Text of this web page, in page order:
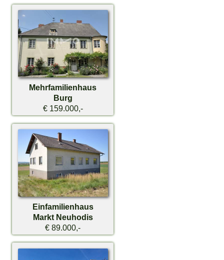
Mehrfamilienhaus
Burg
€ 159.000,-
Einfamilienhaus
Markt Neuhodis
€ 89.000,-